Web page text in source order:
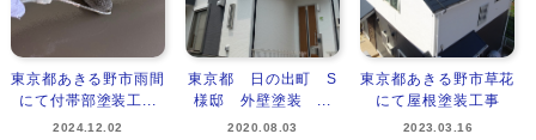
東京都あきる野市雨間
にて付帯部塗装工...
2024.12.02
東京都 日の出町 S
様邸 外壁塗装 ...
2020.08.03
東京都あきる野市草花
にて屋根塗装工事
2023.03.16